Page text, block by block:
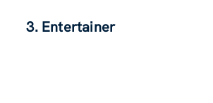
3. Entertainer